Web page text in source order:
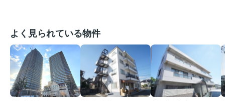
よく見られている物件